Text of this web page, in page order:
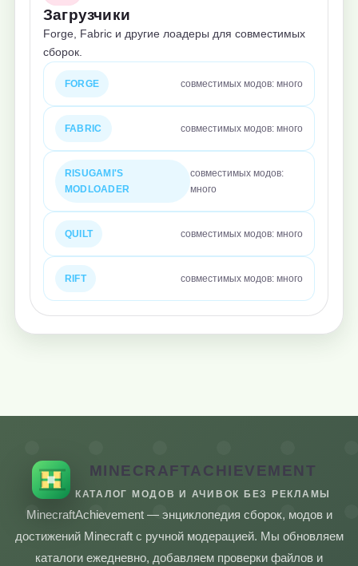
Загрузчики
Forge, Fabric и другие лоадеры для совместимых
сборок.
FORGE совместимых модов: много
FABRIC совместимых модов: много
RISUGAMI'S
MODLOADER
совместимых модов:
много
QUILT совместимых модов: много
RIFT совместимых модов: много
MINECRAFTACHIEVEMENT
КАТАЛОГ МОДОВ И АЧИВОК БЕЗ РЕКЛАМЫ
MinecraftAchievement — энциклопедия сборок, модов и
достижений Minecraft с ручной модерацией. Мы обновляем
каталоги ежедневно, добавляем проверки файлов и